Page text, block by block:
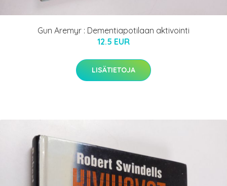
Gun Aremyr : Dementiapotilaan aktivointi
12.5 EUR
LISÄTIETOJA